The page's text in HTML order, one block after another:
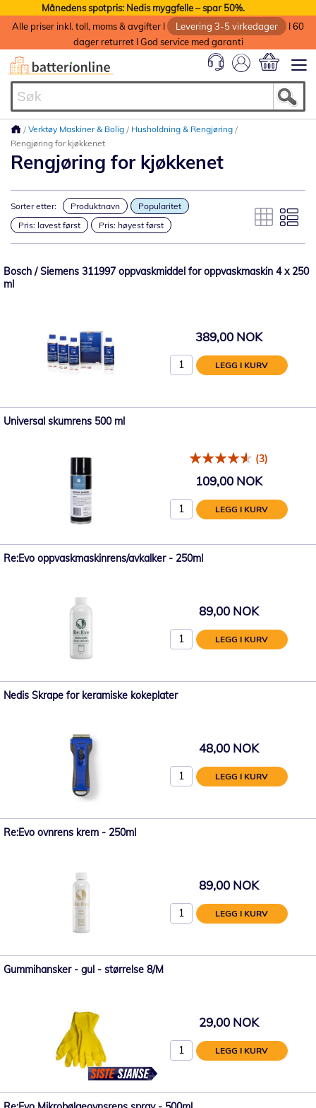
Månedens spotpris: Nedis myggfelle – spar 50%.
Alle priser inkl. toll, moms & avgifter I
Levering 3-5 virkedager
I 60
dager returret I God service med garanti
Verktøy Maskiner & Bolig
Husholdning & Rengjøring
Rengjøring for kjøkkenet
Rengjøring for kjøkkenet
Sorter etter: Produktnavn
Popularitet
Pris: lavest først
Pris: høyest først
Bosch / Siemens 311997 oppvaskmiddel for oppvaskmaskin 4 x 250
ml
389,00 NOK
LEGG I KURV
Universal skumrens 500 ml
(3)
109,00 NOK
LEGG I KURV
Re:Evo oppvaskmaskinrens/avkalker - 250ml
89,00 NOK
LEGG I KURV
Nedis Skrape for keramiske kokeplater
48,00 NOK
LEGG I KURV
Re:Evo ovnrens krem - 250ml
89,00 NOK
LEGG I KURV
Gummihansker - gul - størrelse 8/M
29,00 NOK
LEGG I KURV